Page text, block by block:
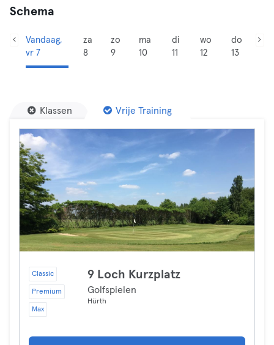
Schema
Vandaag,
vr 7
za
8
zo
9
ma
10
di
11
wo
12
do
13
Klassen Vrije Training
Classic
Premium
Max
9 Loch Kurzplatz
Golfspielen
Hürth